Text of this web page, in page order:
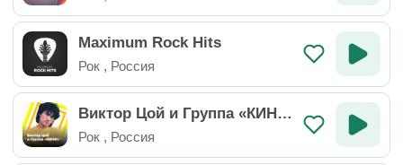
Maximum Rock Hits
Рок , Россия
Виктор Цой и Группа «КИН
О»
Рок , Россия